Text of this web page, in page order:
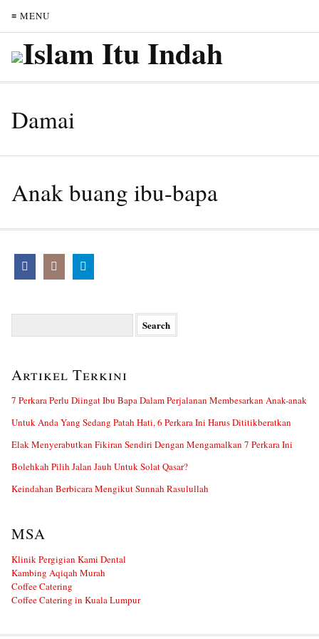
≡ MENU
Damai
Anak buang ibu-bapa
Artikel Terkini
7 Perkara Perlu Diingat Ibu Bapa Dalam Perjalanan Membesarkan Anak-anak
Untuk Anda Yang Sedang Patah Hati, 6 Perkara Ini Harus Dititikberatkan
Elak Menyerabutkan Fikiran Sendiri Dengan Mengamalkan 7 Perkara Ini
Bolehkah Pilih Jalan Jauh Untuk Solat Qasar?
Keindahan Berbicara Mengikut Sunnah Rasulullah
MSA
Klinik Pergigian Kami Dental
Kambing Aqiqah Murah
Coffee Catering
Coffee Catering in Kuala Lumpur